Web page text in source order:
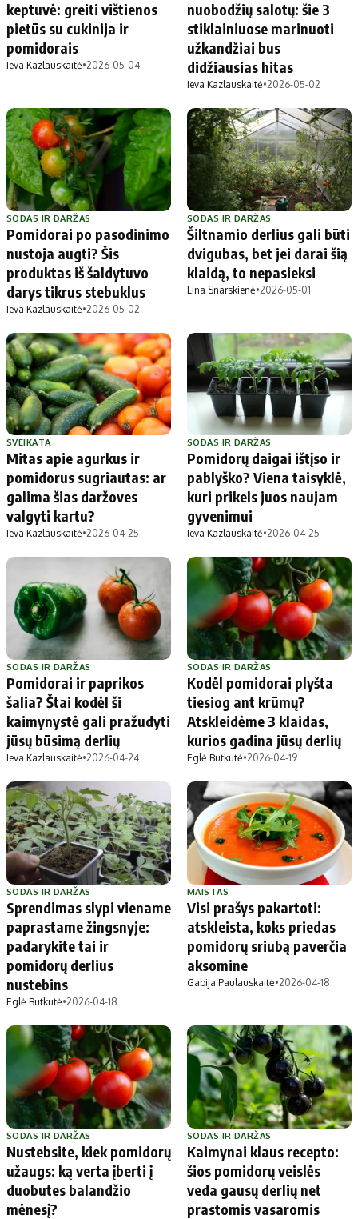
keptuvė: greiti vištienos
pietūs su cukinija ir
pomidorais
Ieva Kazlauskaitė•2026-05-04
nuobodžių salotų: šie 3
stiklainiuose marinuoti
užkandžiai bus
didžiausias hitas
Ieva Kazlauskaitė•2026-05-02
SODAS IR DARŽAS
Pomidorai po pasodinimo
nustoja augti? Šis
produktas iš šaldytuvo
darys tikrus stebuklus
Ieva Kazlauskaitė•2026-05-02
SODAS IR DARŽAS
Šiltnamio derlius gali būti
dvigubas, bet jei darai šią
klaidą, to nepasieksi
Lina Snarskienė•2026-05-01
SVEIKATA
Mitas apie agurkus ir
pomidorus sugriautas: ar
galima šias daržoves
valgyti kartu?
Ieva Kazlauskaitė•2026-04-25
SODAS IR DARŽAS
Pomidorų daigai ištįso ir
pablyško? Viena taisyklė,
kuri prikels juos naujam
gyvenimui
Ieva Kazlauskaitė•2026-04-25
SODAS IR DARŽAS
Pomidorai ir paprikos
šalia? Štai kodėl ši
kaimynystė gali pražudyti
jūsų būsimą derlių
Ieva Kazlauskaitė•2026-04-24
SODAS IR DARŽAS
Kodėl pomidorai plyšta
tiesiog ant krūmų?
Atskleidėme 3 klaidas,
kurios gadina jūsų derlių
Eglė Butkutė•2026-04-19
SODAS IR DARŽAS
Sprendimas slypi viename
paprastame žingsnyje:
padarykite tai ir
pomidorų derlius
nustebins
Eglė Butkutė•2026-04-18
MAISTAS
Visi prašys pakartoti:
atskleista, koks priedas
pomidorų sriubą paverčia
aksomine
Gabija Paulauskaitė•2026-04-18
SODAS IR DARŽAS
Nustebsite, kiek pomidorų
užaugs: ką verta įberti į
duobutes balandžio
mėnesį?
SODAS IR DARŽAS
Kaimynai klaus recepto:
šios pomidorų veislės
veda gausų derlių net
prastomis vasaromis